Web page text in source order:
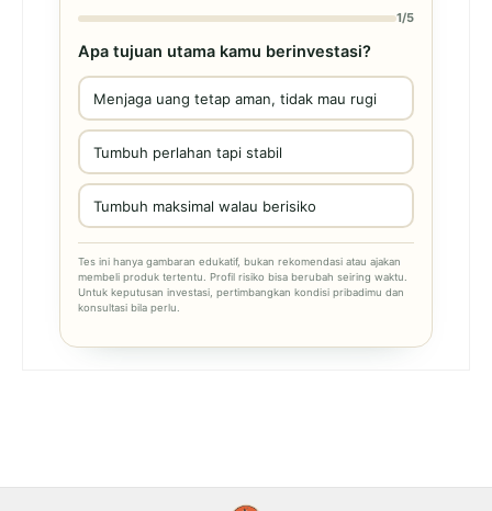
1/5
Apa tujuan utama kamu berinvestasi?
Menjaga uang tetap aman, tidak mau rugi
Tumbuh perlahan tapi stabil
Tumbuh maksimal walau berisiko
Tes ini hanya gambaran edukatif, bukan rekomendasi atau ajakan
membeli produk tertentu. Profil risiko bisa berubah seiring waktu.
Untuk keputusan investasi, pertimbangkan kondisi pribadimu dan
konsultasi bila perlu.